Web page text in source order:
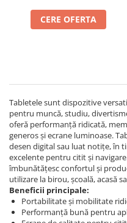
SIM
CERE OFERTA
Tabletele sunt dispozitive
pentru muncă, studiu,
oferă performanță ridicată,
generos și ecrane luminoase.
desen digital sau luat notițe, în
excelente pentru citit și
îmbunătățesc confortul și
utilizare la birou, școală, acasă
Beneficii principale:
Portabilitate și mobilitate
Performanță bună pentru